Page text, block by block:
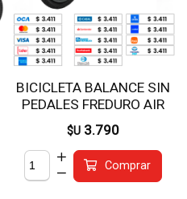
BICICLETA BALANCE SIN
PEDALES FREDURO AIR
GOLD
$U 3.790
Comprar